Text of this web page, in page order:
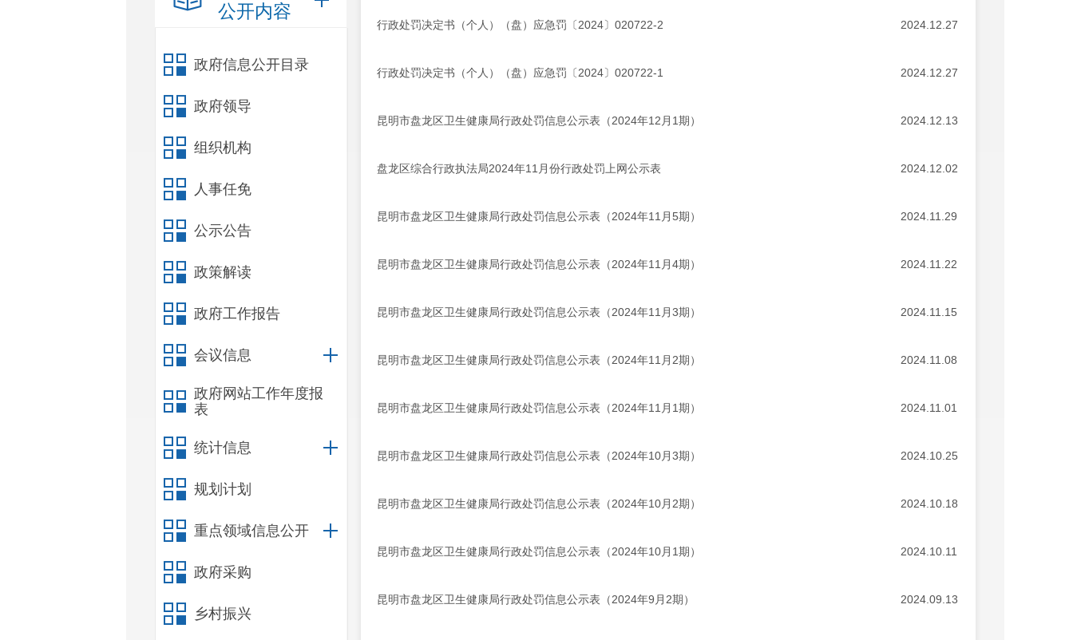
公开内容
政府信息公开目录
政府领导
组织机构
人事任免
公示公告
政策解读
政府工作报告
会议信息
政府网站工作年度报
表
统计信息
规划计划
重点领域信息公开
政府采购
乡村振兴
行政处罚决定书（个人）（盘）应急罚〔2024〕020722-2 2024.12.27
行政处罚决定书（个人）（盘）应急罚〔2024〕020722-1 2024.12.27
昆明市盘龙区卫生健康局行政处罚信息公示表（2024年12月1期） 2024.12.13
盘龙区综合行政执法局2024年11月份行政处罚上网公示表 2024.12.02
昆明市盘龙区卫生健康局行政处罚信息公示表（2024年11月5期） 2024.11.29
昆明市盘龙区卫生健康局行政处罚信息公示表（2024年11月4期） 2024.11.22
昆明市盘龙区卫生健康局行政处罚信息公示表（2024年11月3期） 2024.11.15
昆明市盘龙区卫生健康局行政处罚信息公示表（2024年11月2期） 2024.11.08
昆明市盘龙区卫生健康局行政处罚信息公示表（2024年11月1期） 2024.11.01
昆明市盘龙区卫生健康局行政处罚信息公示表（2024年10月3期） 2024.10.25
昆明市盘龙区卫生健康局行政处罚信息公示表（2024年10月2期） 2024.10.18
昆明市盘龙区卫生健康局行政处罚信息公示表（2024年10月1期） 2024.10.11
昆明市盘龙区卫生健康局行政处罚信息公示表（2024年9月2期） 2024.09.13